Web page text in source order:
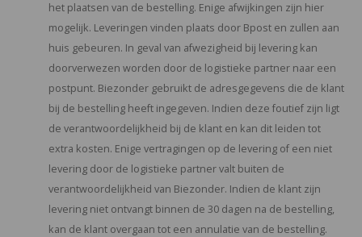
het plaatsen van de bestelling. Enige afwijkingen zijn hier
mogelijk. Leveringen vinden plaats door Bpost en zullen aan
huis gebeuren. In geval van afwezigheid bij levering kan
doorverwezen worden door de logistieke partner naar een
postpunt. Biezonder gebruikt de adresgegevens die de klant
bij de bestelling heeft ingegeven. Indien deze foutief zijn ligt
de verantwoordelijkheid bij de klant en kan dit leiden tot
extra kosten. Enige vertragingen op de levering of een niet
levering door de logistieke partner valt buiten de
verantwoordelijkheid van Biezonder. Indien de klant zijn
levering niet ontvangt binnen de 30 dagen na de bestelling,
kan de klant overgaan tot een annulatie van de bestelling.